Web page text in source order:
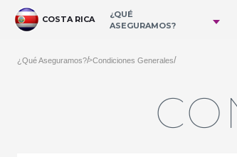
Ugrás a fő tartalomhoz
COSTA RICA
¿QUÉ
ASEGURAMOS?
¿Qué Aseguramos?/>Condiciones Generales/